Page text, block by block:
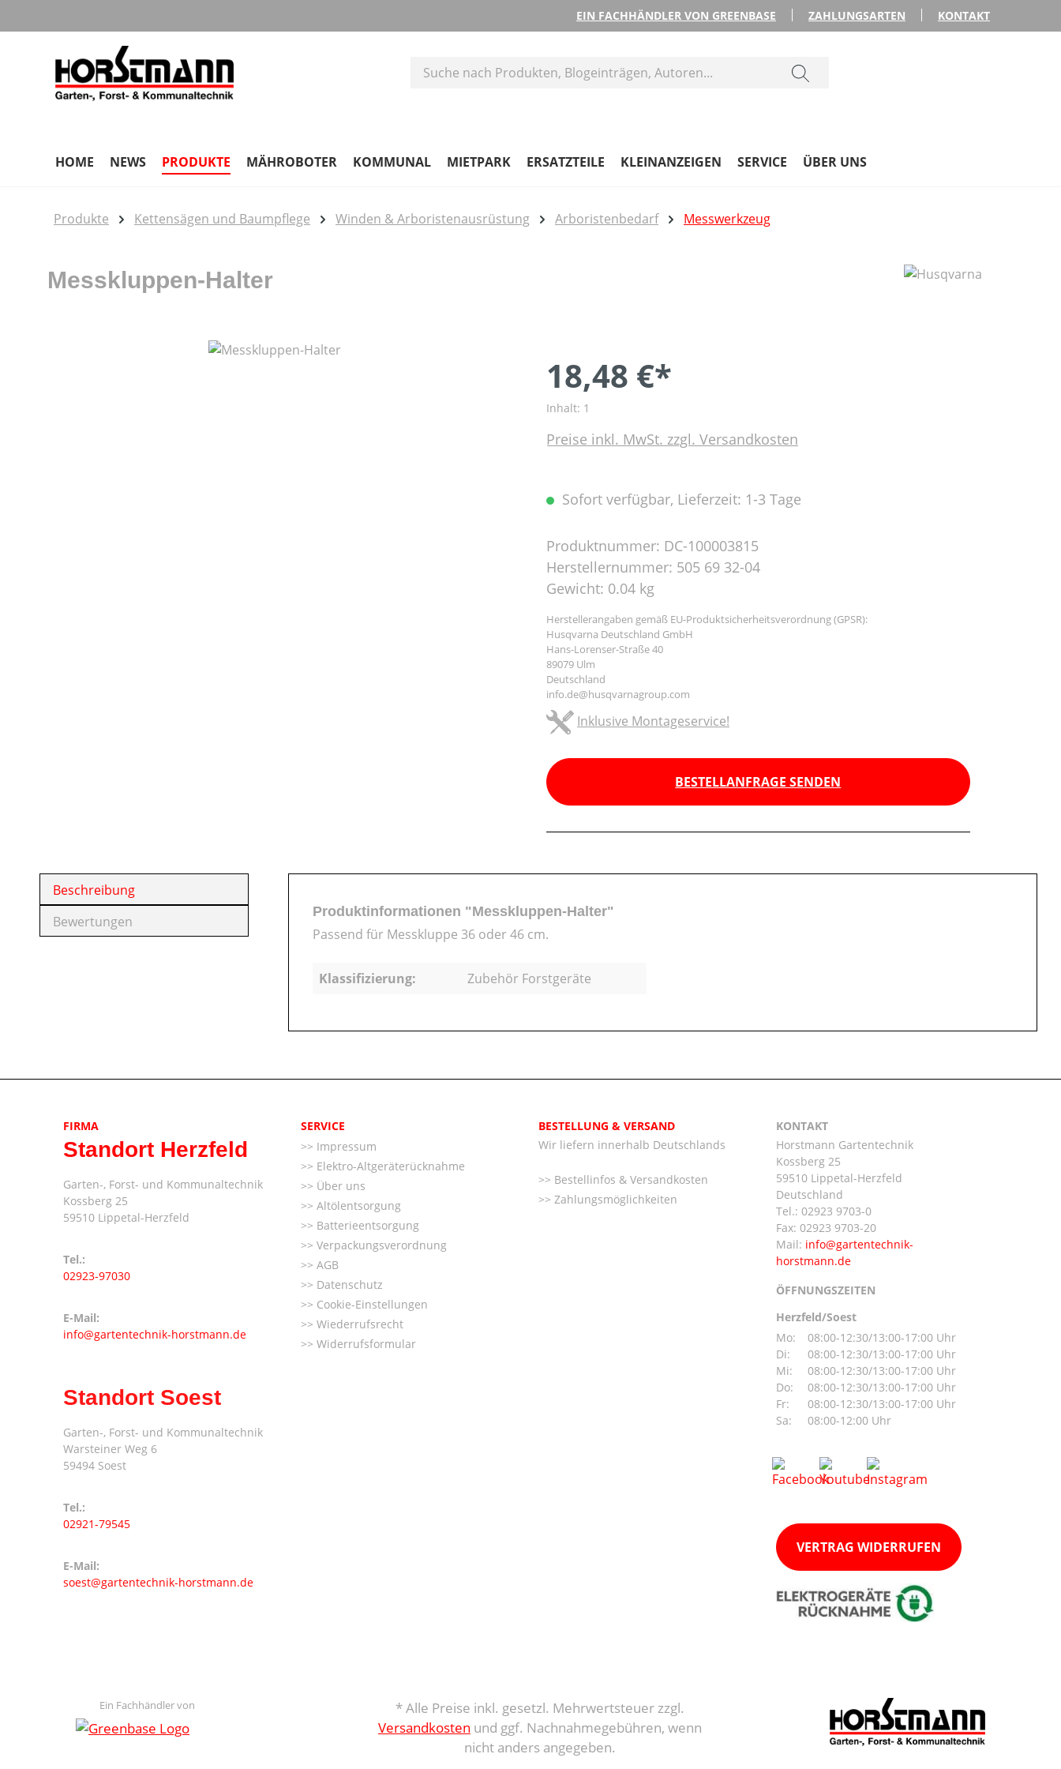
EIN FACHHÄNDLER VON GREENBASE ZAHLUNGSARTEN KONTAKT
HOME NEWS PRODUKTE MÄHROBOTER KOMMUNAL MIETPARK ERSATZTEILE KLEINANZEIGEN SERVICE ÜBER UNS
Produkte Kettensägen und Baumpflege Winden & Arboristenausrüstung Arboristenbedarf Messwerkzeug
Messkluppen-Halter
18,48 €*
Inhalt: 1
Preise inkl. MwSt. zzgl. Versandkosten
Sofort verfügbar, Lieferzeit: 1-3 Tage
Produktnummer: DC-100003815
Herstellernummer: 505 69 32-04
Gewicht: 0.04 kg
Herstellerangaben gemäß EU-Produktsicherheitsverordnung (GPSR):
Husqvarna Deutschland GmbH
Hans-Lorenser-Straße 40
89079 Ulm
Deutschland
info.de@husqvarnagroup.com
Inklusive Montageservice!
BESTELLANFRAGE SENDEN
Beschreibung
Bewertungen
Produktinformationen "Messkluppen-Halter"
Passend für Messkluppe 36 oder 46 cm.
Klassifizierung: Zubehör Forstgeräte
FIRMA
Standort Herzfeld
Garten-, Forst- und Kommunaltechnik
Kossberg 25
59510 Lippetal-Herzfeld
Tel.:
02923-97030
E-Mail:
info@gartentechnik-horstmann.de
Standort Soest
Garten-, Forst- und Kommunaltechnik
Warsteiner Weg 6
59494 Soest
Tel.:
02921-79545
E-Mail:
soest@gartentechnik-horstmann.de
SERVICE
Impressum
Elektro-Altgeräterücknahme
Über uns
Altölentsorgung
Batterieentsorgung
Verpackungsverordnung
AGB
Datenschutz
Cookie-Einstellungen
Wiederrufsrecht
Widerrufsformular
BESTELLUNG & VERSAND
Wir liefern innerhalb Deutschlands
Bestellinfos & Versandkosten
Zahlungsmöglichkeiten
KONTAKT
Horstmann Gartentechnik
Kossberg 25
59510 Lippetal-Herzfeld
Deutschland
Tel.: 02923 9703-0
Fax: 02923 9703-20
Mail:
ÖFFNUNGSZEITEN
Herzfeld/Soest
Mo:
08:00-12:30/13:00-17:00 Uhr
Di:
08:00-12:30/13:00-17:00 Uhr
Mi:
08:00-12:30/13:00-17:00 Uhr
Do:
08:00-12:30/13:00-17:00 Uhr
Fr:
08:00-12:30/13:00-17:00 Uhr
Sa:
08:00-12:00 Uhr
VERTRAG WIDERRUFEN
Ein Fachhändler von
* Alle Preise inkl. gesetzl. Mehrwertsteuer zzgl.
Versandkosten und ggf. Nachnahmegebühren, wenn
nicht anders angegeben.